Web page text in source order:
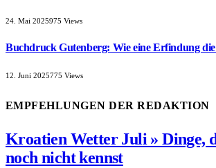
24. Mai 2025975 Views
Buchdruck Gutenberg: Wie eine Erfindung
12. Juni 2025775 Views
EMPFEHLUNGEN DER REDAKTION
Kroatien Wetter Juli » Dinge,
noch nicht kennst